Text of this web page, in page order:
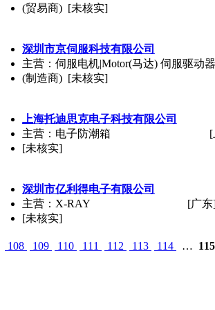
(贸易商) [未核实]
深圳市京伺服科技有限公司
主营：伺服电机|Motor(马达) 伺服驱动
(制造商) [未核实]
上海托迪思克电子科技有限公司
主营：电子防潮箱
[未核实]
[
深圳市亿利得电子有限公司
主营：X-RAY
[未核实]
[广
108 109 110 111 112 113 114 …